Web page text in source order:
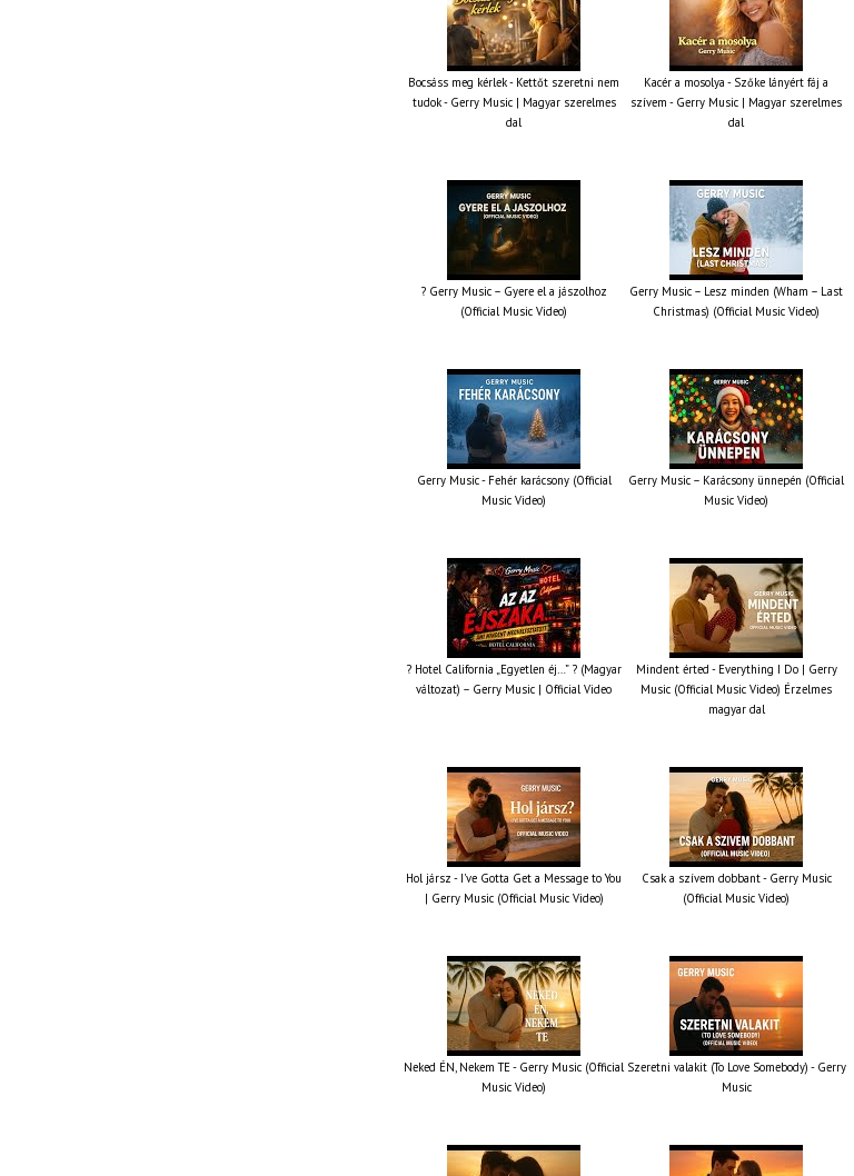
Bocsáss meg kérlek - Kettőt szeretni nem
tudok - Gerry Music | Magyar szerelmes
dal
Kacér a mosolya - Szőke lányért fáj a
szívem - Gerry Music | Magyar szerelmes
dal
? Gerry Music – Gyere el a jászolhoz
(Official Music Video)
Gerry Music – Lesz minden (Wham – Last
Christmas) (Official Music Video)
Gerry Music - Fehér karácsony (Official
Music Video)
Gerry Music – Karácsony ünnepén (Official
Music Video)
? Hotel California „Egyetlen éj…” ? (Magyar
változat) – Gerry Music | Official Video
Mindent érted - Everything I Do | Gerry
Music (Official Music Video) Érzelmes
magyar dal
Hol jársz - I've Gotta Get a Message to You
| Gerry Music (Official Music Video)
Csak a szívem dobbant - Gerry Music
(Official Music Video)
Neked ÉN, Nekem TE - Gerry Music (Official
Music Video)
Szeretni valakit (To Love Somebody) - Gerry
Music